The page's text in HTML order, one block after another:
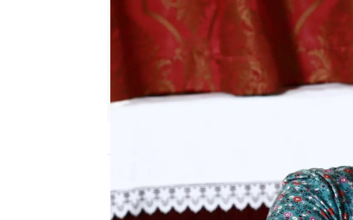
Publicado:15 de enero de 2024, 16:07